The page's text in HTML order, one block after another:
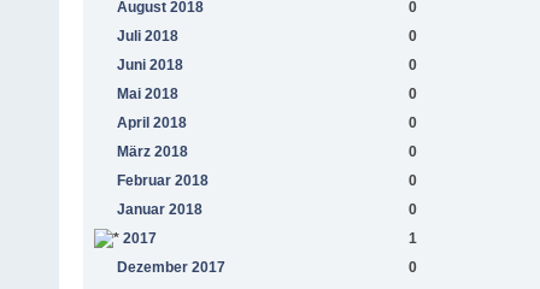
August 2018
0
Juli 2018
0
Juni 2018
0
Mai 2018
0
April 2018
0
März 2018
0
Februar 2018
0
Januar 2018
0
2017
1
Dezember 2017
0